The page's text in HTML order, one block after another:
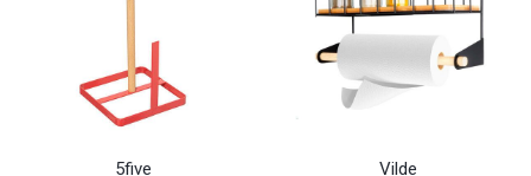
5five Vilde